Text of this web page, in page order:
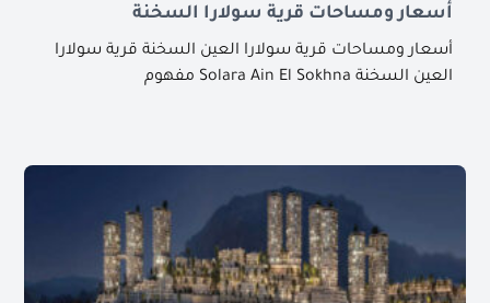
أسعار ومساحات قرية سولارا السخنة
أسعار ومساحات قرية سولارا العين السخنة قرية سولارا
العين السخنة Solara Ain El Sokhna مفهوم